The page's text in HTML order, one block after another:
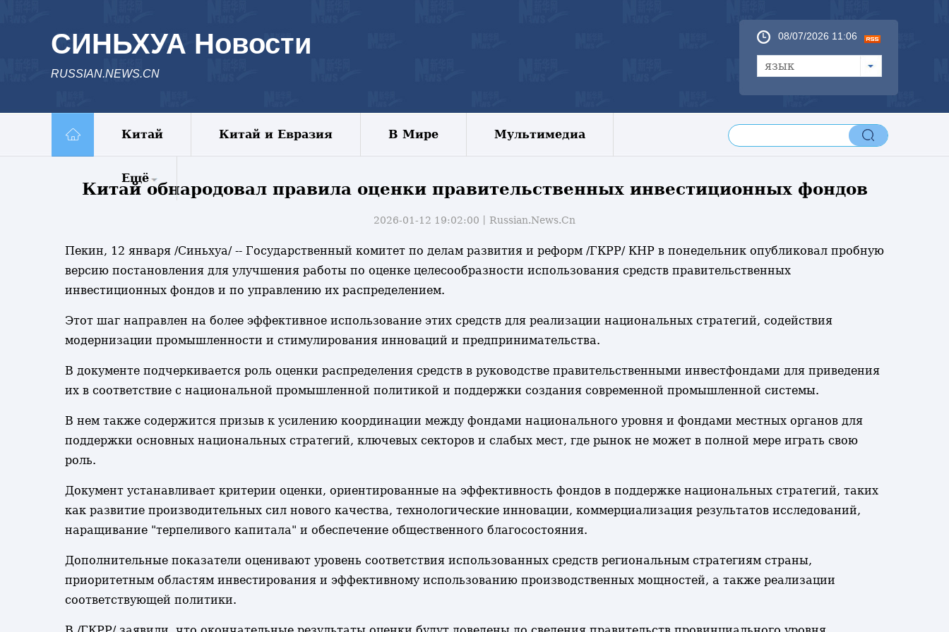
СИНЬХУА Новости
RUSSIAN.NEWS.CN
08/07/2026 11:06
язык
Китай Китай и Евразия В Мире Мультимедиа
Ещё
Видео
Фото
Спецрепортажи
Китай обнародовал правила оценки правительственных инвестиционных фондов
2026-01-12 19:02:00丨 Russian.News.Cn
Пекин, 12 января /Синьхуа/ -- Государственный комитет по делам развития и реформ /ГКРР/ КНР в понедельник опубликовал пробную
версию постановления для улучшения работы по оценке целесообразности использования средств правительственных
инвестиционных фондов и по управлению их распределением.
Этот шаг направлен на более эффективное использование этих средств для реализации национальных стратегий, содействия
модернизации промышленности и стимулирования инноваций и предпринимательства.
В документе подчеркивается роль оценки распределения средств в руководстве правительственными инвестфондами для приведения
их в соответствие с национальной промышленной политикой и поддержки создания современной промышленной системы.
В нем также содержится призыв к усилению координации между фондами национального уровня и фондами местных органов для
поддержки основных национальных стратегий, ключевых секторов и слабых мест, где рынок не может в полной мере играть свою
роль.
Документ устанавливает критерии оценки, ориентированные на эффективность фондов в поддержке национальных стратегий, таких
как развитие производительных сил нового качества, технологические инновации, коммерциализация результатов исследований,
наращивание "терпеливого капитала" и обеспечение общественного благосостояния.
Дополнительные показатели оценивают уровень соответствия использованных средств региональным стратегиям страны,
приоритетным областям инвестирования и эффективному использованию производственных мощностей, а также реализации
соответствующей политики.